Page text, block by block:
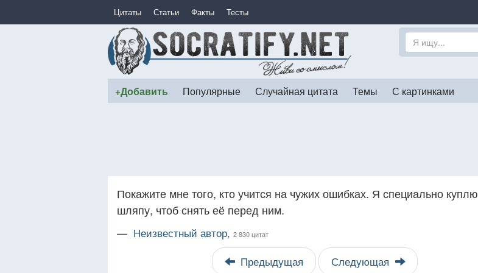
Цитаты Статьи Факты Тесты
+Добавить Популярные Случайная цитата Темы С картинками
Покажите мне того, кто учится на чужих ошибках. Я специально куплю
шляпу, чтоб снять её перед ним.
— Неизвестный автор, 2 830 цитат
Предыдущая Следующая